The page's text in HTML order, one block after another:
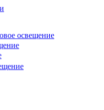
освещение